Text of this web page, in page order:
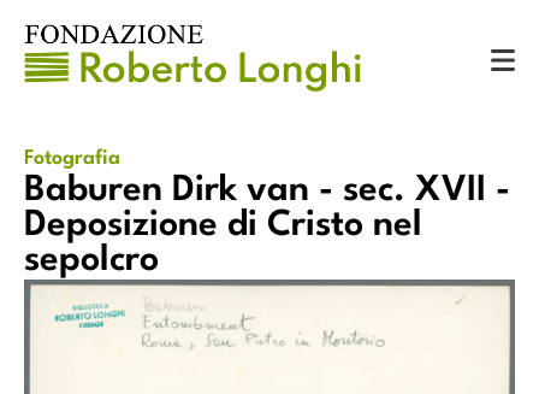
Baburen Dirk van - sec. XVII - Deposizione di Cristo nel
Baburen Dirk van - sec. XVII -
Deposizione di Cristo nel
sepolcro
Fotografia